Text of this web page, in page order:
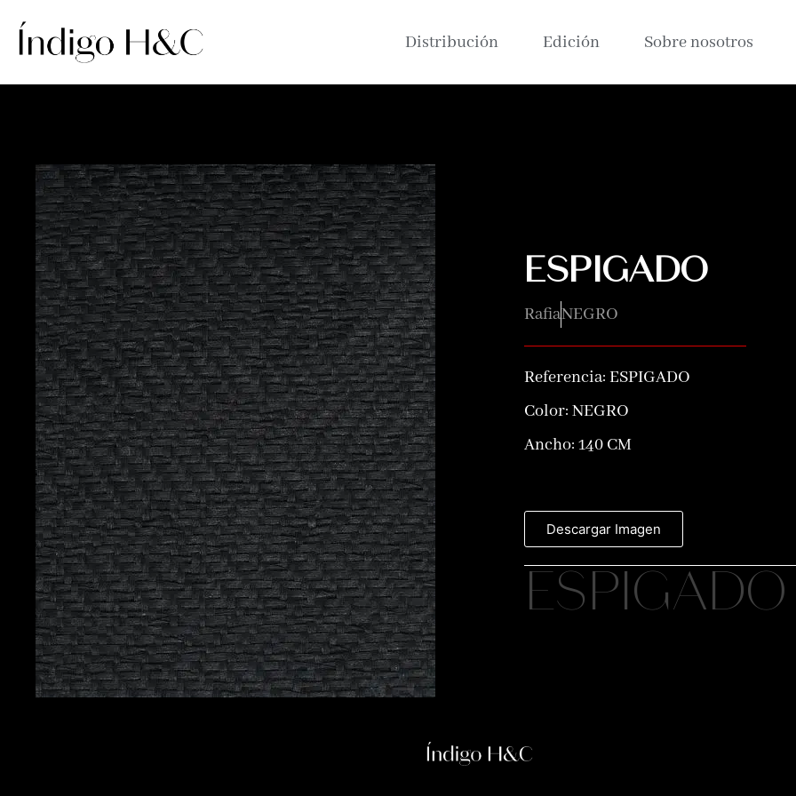
Distribución Edición Sobre nosotros
ESPIGADO
RafiaNEGRO
Referencia: ESPIGADO
Color: NEGRO
Ancho: 140 CM
Descargar Imagen
ESPIGADO